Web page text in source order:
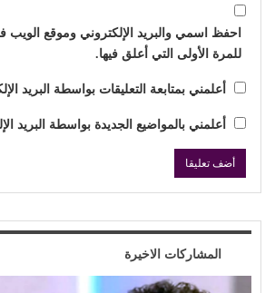
احفظ اسمي والبريد الإلكتروني وموقع الويب
للمرة الأولى التي أعلق فيها.
أعلمني بمتابعة التعليقات بواسطة البريد
أعلمني بالمواضيع الجديدة بواسطة البريد
المشاركات الاخيرة